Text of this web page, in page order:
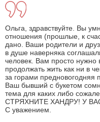
Ольга, здравствуйте. Вы
отношения (прошлые, к
дано. Ваши родители и
в душе наверняка
человек. Вам просто нужно
продолжать жить как ни в
за горами предновогодняя
Ваш бывший с букетом
тема для каких либо
СТРЯХНИТЕ ХАНДРУ! У
С уважением.